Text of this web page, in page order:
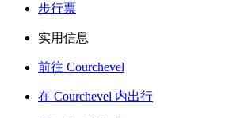
步行票
实用信息
前往 Courchevel
在 Courchevel 内出行